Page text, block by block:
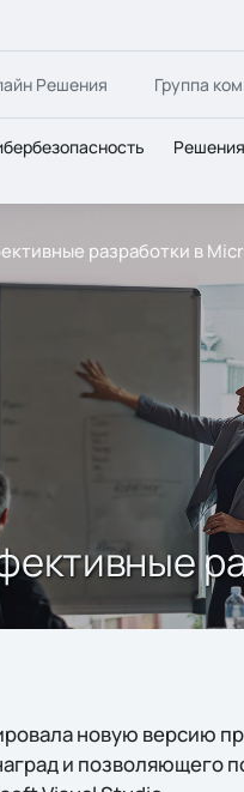
Решения Группа
разработки в
новую версию
и позволяющего